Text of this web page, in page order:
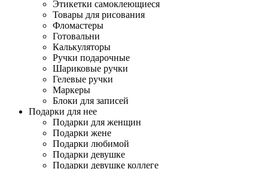
Этикетки самоклеющиеся
Товары для рисования
Фломастеры
Готовальни
Калькуляторы
Ручки подарочные
Шариковые ручки
Гелевые ручки
Маркеры
Блоки для записей
Подарки для нее
Подарки для женщин
Подарки жене
Подарки любимой
Подарки девушке
Подарки девушке коллеге